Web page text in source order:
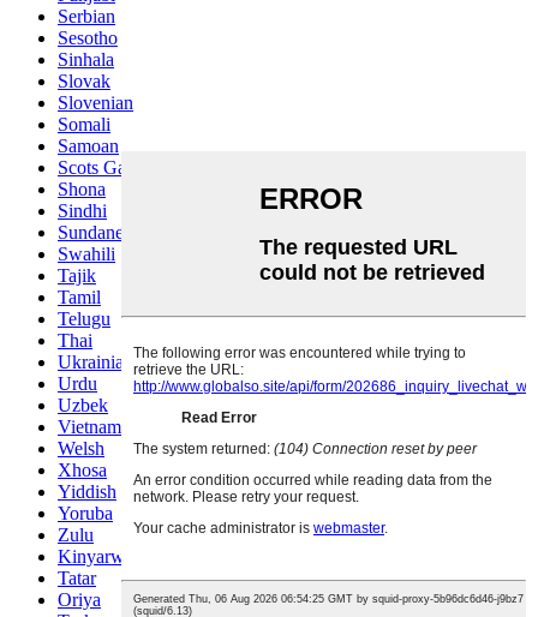
Serbian
Sesotho
Sinhala
Slovak
Slovenian
Somali
Samoan
Scots Gaelic
Shona
Sindhi
Sundanese
Swahili
Tajik
Tamil
Telugu
Thai
Ukrainian
Urdu
Uzbek
Vietnamese
Welsh
Xhosa
Yiddish
Yoruba
Zulu
Kinyarwanda
Tatar
Oriya